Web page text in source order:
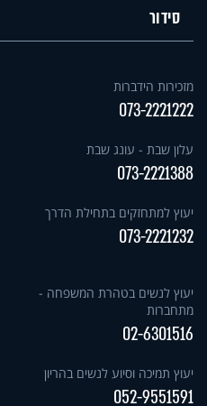
סידור
מזכירות הידברות
073-2221222
עלון שבת - עונג שבת
073-2221388
יעוץ למתחזקים בתחילת הדרך
073-2221232
יעוץ לנשים בטהרת המשפחה -
מתחברות
02-6301516
יעוץ תמיכה וסיוע לנשים בהריון
052-9551591